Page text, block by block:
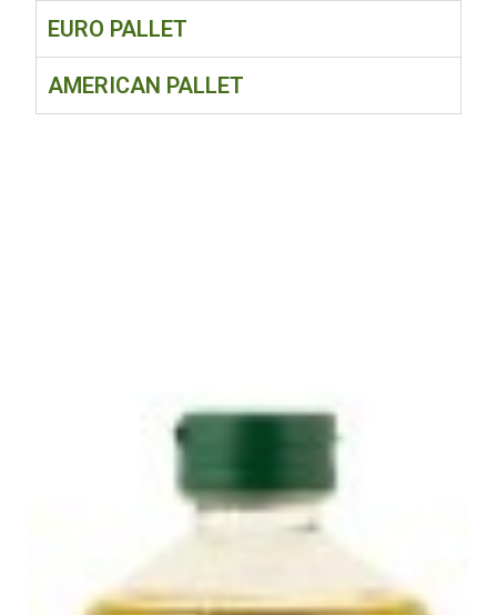
EURO PALLET
AMERICAN PALLET